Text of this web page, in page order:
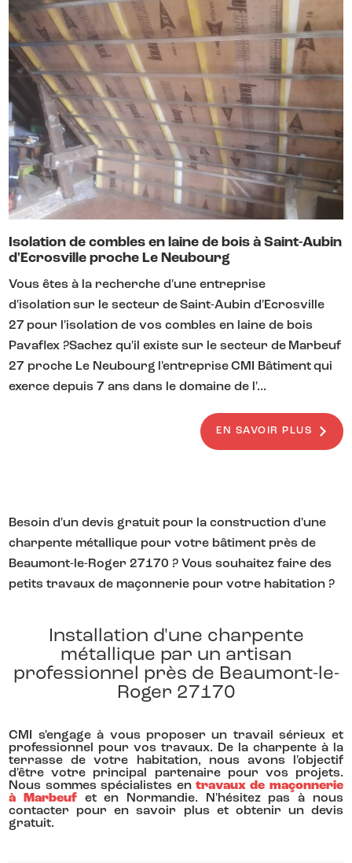
Isolation de combles en laine de bois à Saint-Aubin
d'Ecrosville proche Le Neubourg
Vous êtes à la recherche d'une entreprise
d'isolation sur le secteur de Saint-Aubin d'Ecrosville
27 pour l'isolation de vos combles en laine de bois
Pavaflex ?Sachez qu'il existe sur le secteur de Marbeuf
27 proche Le Neubourg l'entreprise CMI Bâtiment qui
exerce depuis 7 ans dans le domaine de l'...
EN SAVOIR PLUS
Besoin d'un devis gratuit pour la construction d'une
charpente métallique pour votre bâtiment près de
Beaumont-le-Roger 27170 ? Vous souhaitez faire des
petits travaux de maçonnerie pour votre habitation ?
Installation d'une charpente
métallique par un artisan
professionnel près de Beaumont-le-
Roger 27170
CMI s'engage à vous proposer un travail sérieux et
professionnel pour vos travaux. De la charpente à la
terrasse de votre habitation, nous avons l'objectif
d'être votre principal partenaire pour vos projets.
Nous sommes spécialistes en travaux de maçonnerie
à Marbeufet en Normandie. N'hésitez pas à nous
contacter pour en savoir plus et obtenir un devis
gratuit.